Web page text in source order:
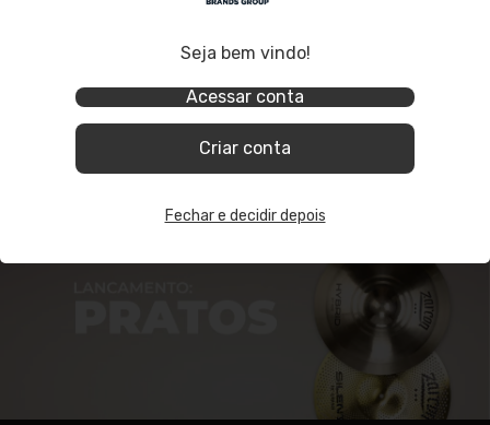
Seja bem vindo!
Acessar conta
Criar conta
Fechar e decidir depois